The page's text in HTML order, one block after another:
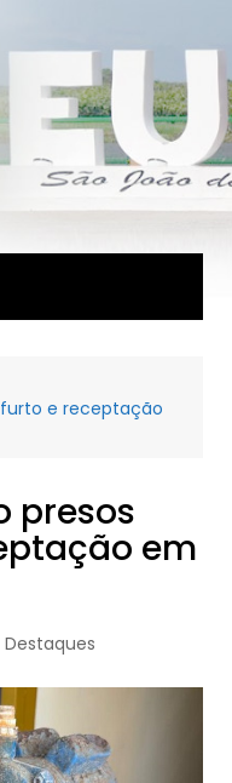
e receptação
presos
em
Destaques